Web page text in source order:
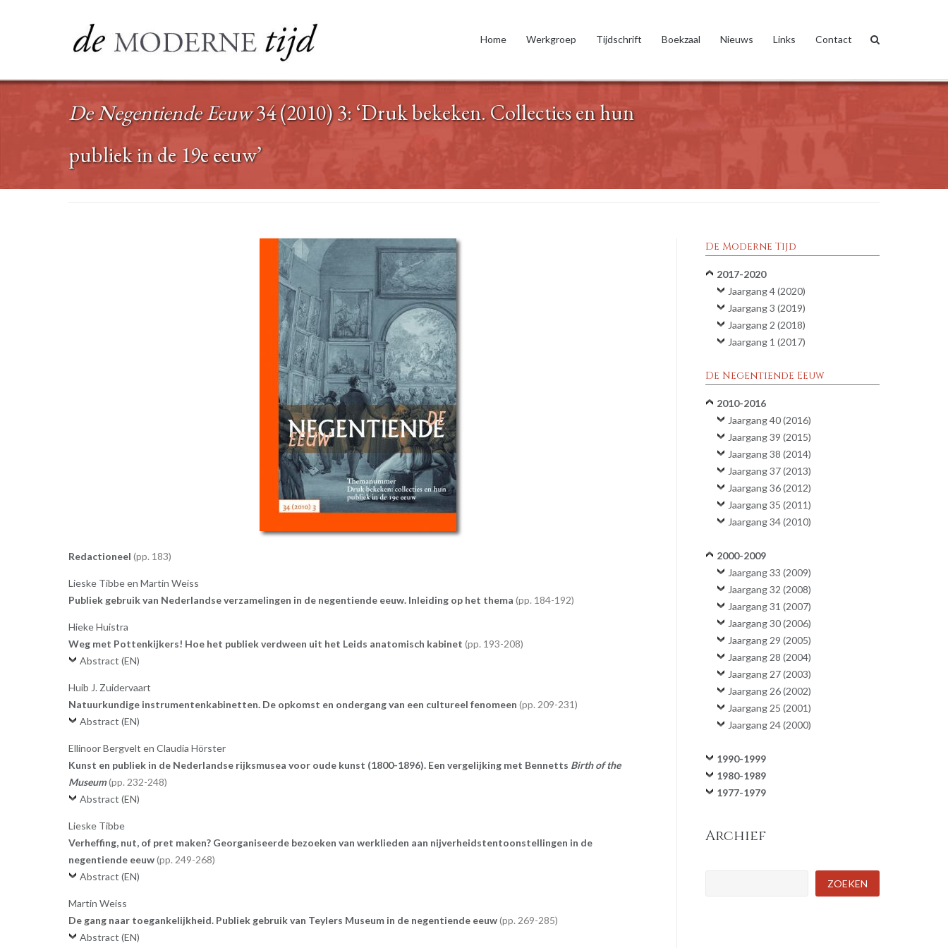
Home Werkgroep Tijdschrift Boekzaal Nieuws Links Contact
De Negentiende Eeuw34 (2010) 3: ‘Druk bekeken. Collecties en hun
publiek in de 19e eeuw’
Redactioneel 183
Lieske Tibbe en Martin Weiss
Publiek gebruik van Nederlandse verzamelingen in de negentiende eeuw. Inleiding op het thema
184-192
Hieke Huistra
Weg met Pottenkijkers! Hoe het publiek verdween uit het Leids anatomisch kabinet
193-208
Abstract (EN)
Huib J. Zuidervaart
Natuurkundige instrumentenkabinetten. De opkomst en ondergang van een cultureel fenomeen
209-231
Abstract (EN)
Ellinoor Bergvelt en Claudia Hörster
Kunst en publiek in de Nederlandse rijksmusea voor oude kunst (1800-1896). Een vergelijking met Bennetts Birth of the
Museum
232-248
Abstract (EN)
Lieske Tibbe
Verheffing, nut, of pret maken? Georganiseerde bezoeken van werklieden aan nijverheidstentoonstellingen in de
negentiende eeuw
249-268
Abstract (EN)
Martin Weiss
De gang naar toegankelijkheid. Publiek gebruik van Teylers Museum in de negentiende eeuw
269-285
Abstract (EN)
De Moderne Tijd
2017-2020
Jaargang 4 (2020)
Jaargang 3 (2019)
Jaargang 2 (2018)
Jaargang 1 (2017)
De Negentiende Eeuw
2010-2016
Jaargang 40 (2016)
Jaargang 39 (2015)
Jaargang 38 (2014)
Jaargang 37 (2013)
Jaargang 36 (2012)
Jaargang 35 (2011)
Jaargang 34 (2010)
2000-2009
Jaargang 33 (2009)
Jaargang 32 (2008)
Jaargang 31 (2007)
Jaargang 30 (2006)
Jaargang 29 (2005)
Jaargang 28 (2004)
Jaargang 27 (2003)
Jaargang 26 (2002)
Jaargang 25 (2001)
Jaargang 24 (2000)
1990-1999
1980-1989
1977-1979
Archief
ZOEKEN